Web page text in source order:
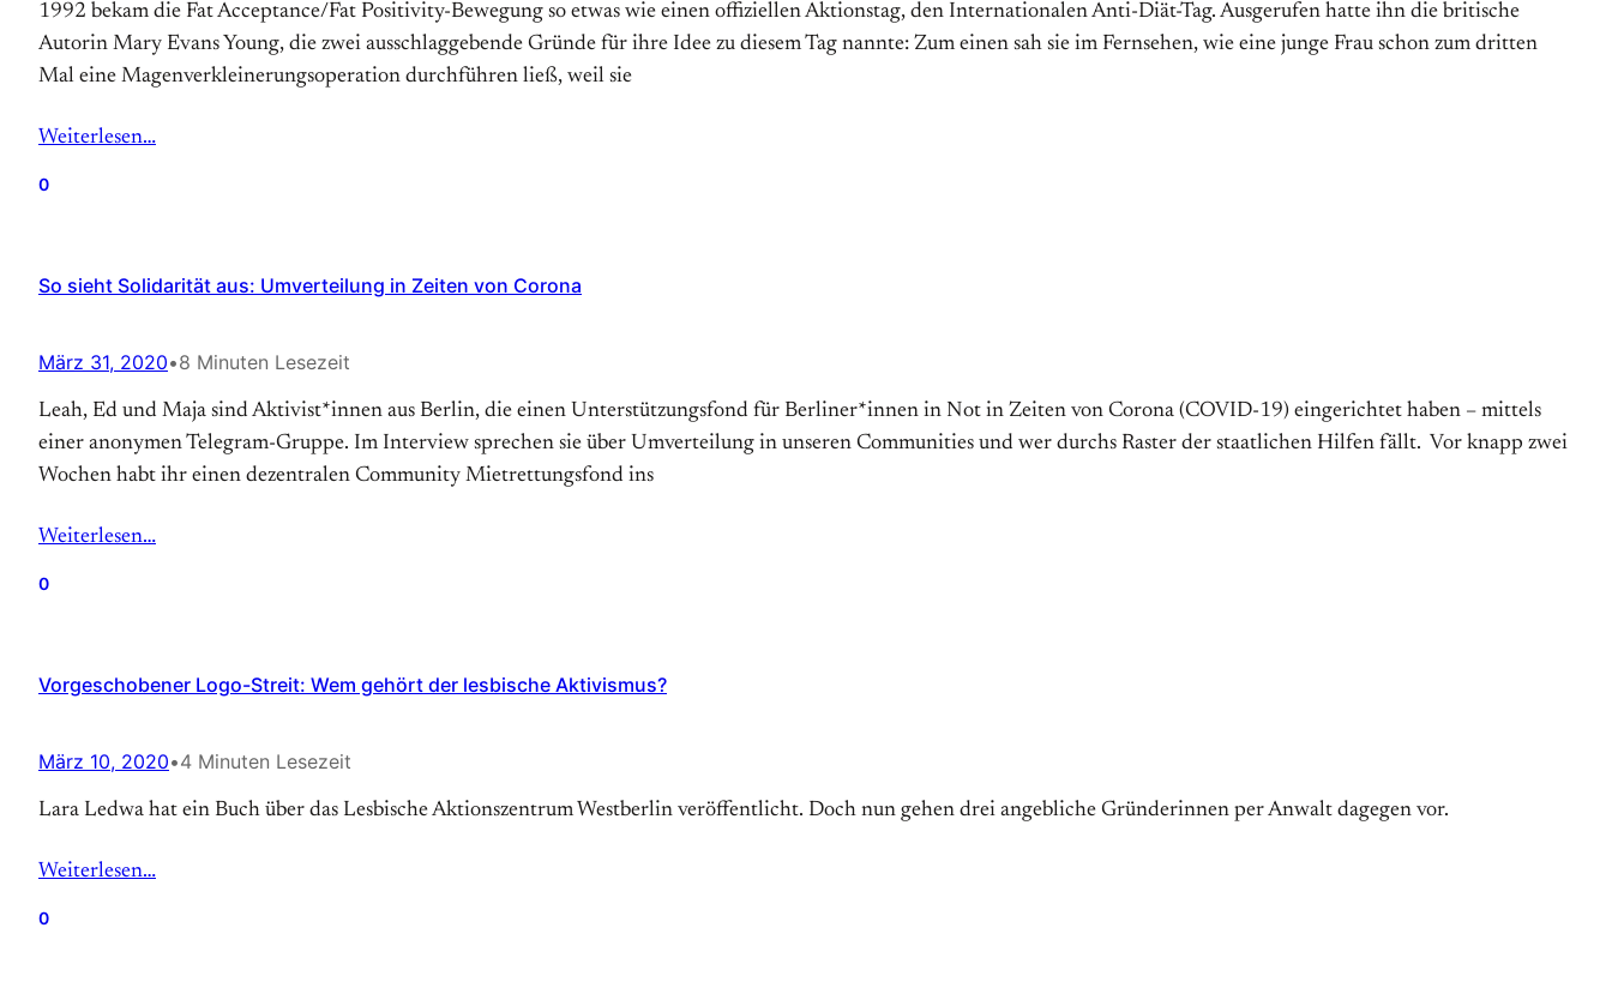
1992 bekam die Fat Acceptance/Fat Positivity-Bewegung so etwas wie einen offiziellen Aktions­tag, den Internationalen Anti-Diät-Tag. Aus­gerufen hatte ihn die britische
Autorin Mary Evans Young, die zwei ausschlaggebende Gründe für ihre Idee zu diesem Tag nannte: Zum einen sah sie im Fernsehen, wie eine junge Frau schon zum dritten
Mal eine Magen­verkleinerungs­operation durchführen ließ, weil sie
Weiterlesen…
0
So sieht Solidarität aus: Umverteilung in Zeiten von Corona
März 31, 2020•8 Minuten Lesezeit
Leah, Ed und Maja sind Aktivist*innen aus Berlin, die einen Unterstützungsfond für Berliner*innen in Not in Zeiten von Corona (COVID-19) eingerichtet haben – mittels
einer anonymen Telegram-Gruppe. Im Interview sprechen sie über Umverteilung in unseren Communities und wer durchs Raster der staatlichen Hilfen fällt. Vor knapp zwei
Wochen habt ihr einen dezentralen Community Mietrettungsfond ins
Weiterlesen…
0
Vorgeschobener Logo-Streit: Wem gehört der lesbische Aktivismus?
März 10, 2020•4 Minuten Lesezeit
Lara Ledwa hat ein Buch über das Lesbische Aktionszentrum Westberlin veröffentlicht. Doch nun gehen drei angebliche Gründerinnen per Anwalt dagegen vor.
Weiterlesen…
0